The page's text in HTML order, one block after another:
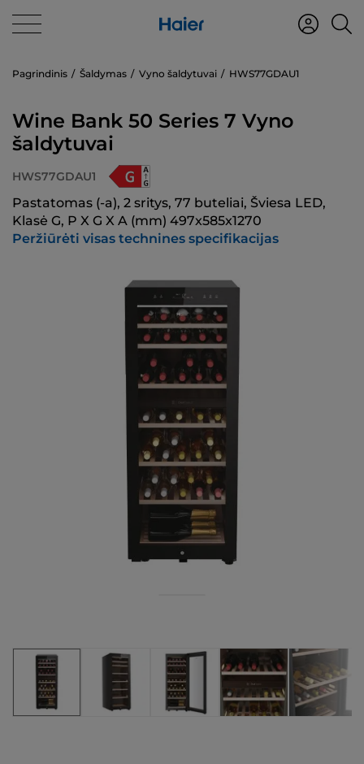
Pagrindinis Šaldymas Vyno šaldytuvai HWS77GDAU1
Wine Bank 50 Series 7 Vyno
šaldytuvai
HWS77GDAU1
Pastatomas (-a), 2 sritys, 77 buteliai, Šviesa LED,
Klasė G, P X G X A (mm) 497x585x1270
Peržiūrėti visas technines specifikacijas